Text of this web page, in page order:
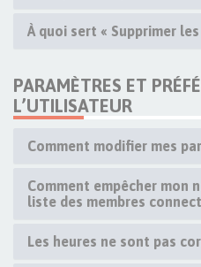
À quoi sert « Supprimer
PARAMÈTRES ET
L’UTILISATEUR
Comment modifier mes
Comment empêcher mon
liste des membres
Les heures ne sont pas